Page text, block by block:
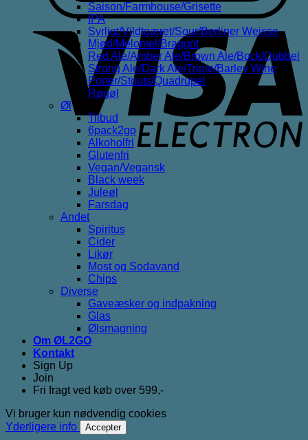
Saison/Farmhouse/Grisette
IPA
Syrligt/Vildtgæret/Sour/Berliner Weisse
Mjød/Melomel/Braggot
Red Ale/Amber Ale/Brown Ale/Bock/Dubbel
Strong Ale/Dark Ale/Triple/Barley Wine
Porter/Stouts/Quadrupel
Røgøl
Øl
Tilbud
6pack2go
Alkoholfri
Glutenfri
Vegan/Vegansk
Black week
Juleøl
Farsdag
Andet
Spiritus
Cider
Likør
Most og Sodavand
Chips
Diverse
Gaveæsker og indpakning
Glas
Ølsmagning
Om ØL2GO
Kontakt
Sign Up
Join
Fri fragt ved køb over 599,-
Vi bruger kun nødvendig cookies
Yderligere info
Accepter